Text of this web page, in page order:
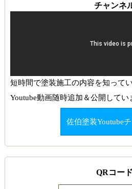
チャンネ
短時間で塗装施工の内容を知って
Youtube動画随時追加＆公開してい
佐伯塗装Youtube
QRコード